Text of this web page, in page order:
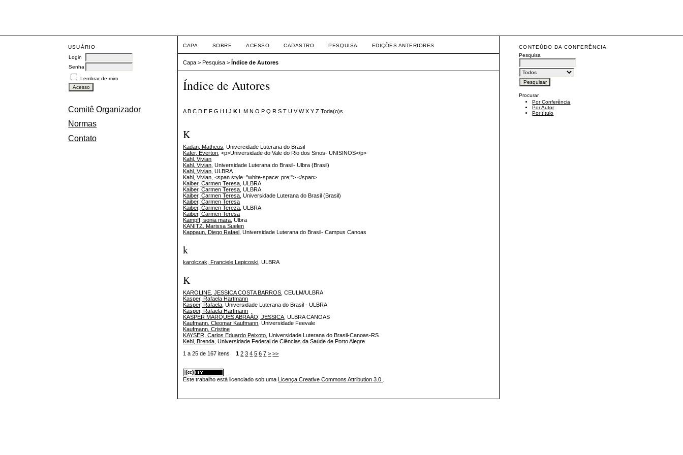
USUÁRIO
Login
Senha
Lembrar de mim
Comitê Organizador
Normas
Contato
CONTEÚDO DA CONFERÊNCIA
Pesquisa
Procurar
Por Conferência
Por Autor
Por título
CAPA SOBRE ACESSO CADASTRO PESQUISA EDIÇÕES ANTERIORES
Capa >Pesquisa >Índice de Autores
Índice de Autores
A B C D E F G H I J K L M N O P Q R S T U V W X Y Z Toda(o)s
K
Kadan, Matheus , Univercidade Luterana do Brasil
Kafer, Éverton , <p>Universidade do Vale do Rio dos Sinos- UNISINOS</p>
Kahl, Vivian
Kahl, Vivian , Universidade Luterana do Brasil- Ulbra (Brasil)
Kahl, Vivian , ULBRA
Kahl, Vivian , <span style="white-space: pre;"> </span>
Kaiber, Carmen Teresa , ULBRA
Kaiber, Carmen Teresa , ULBRA
Kaiber, Carmen Teresa , Universidade Luterana do Brasil (Brasil)
Kaiber, Carmen Teresa
Kaiber, Carmen Tereza , ULBRA
Kaiber, Carmen Teresa
Kampff, sonia mara , Ulbra
KANITZ, Marissa Suelen
Kappaun, Diego Rafael
, Universidade Luterana do Brasil- Campus Canoas
k
karolczak, Franciele Lepicoski, ULBRA
K
KAROLINE, JESSICA COSTA BARROS , CEULM/ULBRA
Kasper, Rafaela Hartmann
Kasper, Rafaela , Universidade Luterana do Brasil - ULBRA
Kasper, Rafaela Hartmann
KASPER MARQUES ABRAÃO, JESSICA , ULBRA CANOAS
Kaufmann, Cleomar Kaufmann , Universidade Feevale
Kaufmann, Cristine
KAYSER, Carlos Eduardo Peixoto , Universidade Luterana do Brasil-Canoas-RS
Kehl, Brenda , Universidade Federal de Ciências da Saúde de Porto Alegre
1 a 25 de 167 itens1 2 3 4 5 6 7 > >>
Este trabalho está licenciado sob umaLicença Creative Commons Attribution 3.0